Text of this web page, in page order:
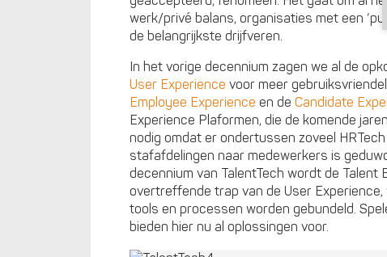
werk/privé balans, organisaties met een
de belangrijkste drijfveren.
In het vorige decennium zagen we al de
User Experience voor meer
Employee Experience en de Candidate
Experience Plaformen, die de komende
nodig omdat er ondertussen zoveel
stafafdelingen naar medewerkers is
decennium van TalentTech wordt de Talent
overtreffende trap van de User
tools en processen worden gebundeld.
bieden hier nu al oplossingen voor.